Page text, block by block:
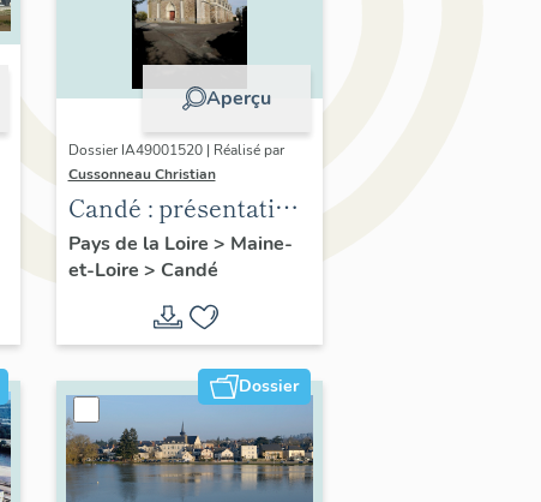
Aperçu
Dossier IA49001520 | Réalisé par
Cussonneau Christian
Candé : présentation
de la commune
Pays de la Loire > Maine-
et-Loire > Candé
Dossier